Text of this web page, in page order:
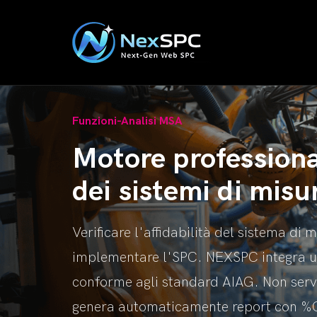
Funzioni-Analisi MSA
Motore
dei sistemi di
Verificare l'affidabilità del sistema di
implementare l'SPC. NEXSPC integra
conforme agli standard AIAG. Non
genera automaticamente report con